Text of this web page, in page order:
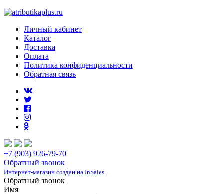
Личный кабинет
Каталог
Доставка
Оплата
Политика конфиденциальности
Обратная связь
+7 (903) 926-79-70
Обратный звонок
Интернет-магазин создан на InSales
Обратный звонок
Имя